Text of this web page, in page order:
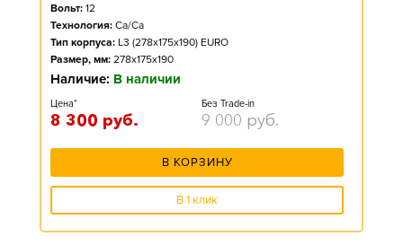
Вольт: 12
Технология: Ca/Ca
Тип корпуса: L3 (278x175x190) EURO
Размер, мм: 278x175x190
Наличие: В наличии
Цена*
8 300 руб.
Без Trade-in
9 000 руб.
В КОРЗИНУ
В 1 клик